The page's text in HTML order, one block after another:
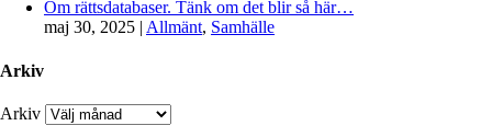
Om rättsdatabaser. Tänk om det blir så här…
maj 30, 2025 | Allmänt, Samhälle
Arkiv
Arkiv